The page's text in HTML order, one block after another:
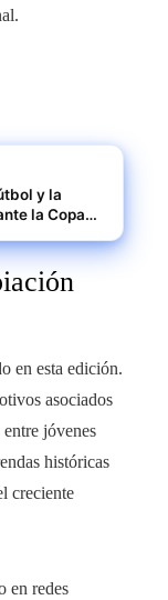
y la
la Copa
en esta edición.
asociados
jóvenes
históricas
creciente
en redes